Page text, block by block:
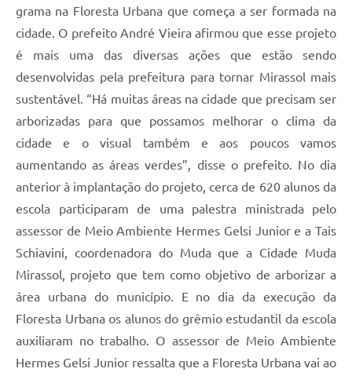
grama na Floresta Urbana que começa a ser formada na
cidade. O prefeito André Vieira afirmou que esse projeto
é mais uma das diversas ações que estão sendo
desenvolvidas pela prefeitura para tornar Mirassol mais
sustentável. “Há muitas áreas na cidade que precisam ser
arborizadas para que possamos melhorar o clima da
cidade e o visual também e aos poucos vamos
aumentando as áreas verdes”, disse o prefeito. No dia
anterior à implantação do projeto, cerca de 620 alunos da
escola participaram de uma palestra ministrada pelo
assessor de Meio Ambiente Hermes Gelsi Junior e a Tais
Schiavini, coordenadora do Muda que a Cidade Muda
Mirassol, projeto que tem como objetivo de arborizar a
área urbana do município. E no dia da execução da
Floresta Urbana os alunos do grêmio estudantil da escola
auxiliaram no trabalho. O assessor de Meio Ambiente
Hermes Gelsi Junior ressalta que a Floresta Urbana vai ao